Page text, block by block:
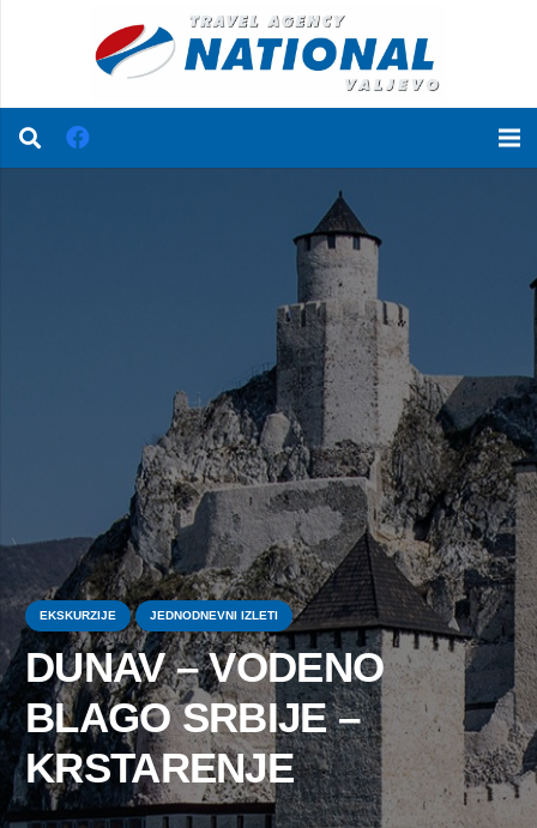
EKSKURZIJE JEDNODNEVNI IZLETI
DUNAV – VODENO
BLAGO SRBIJE –
KRSTARENJE